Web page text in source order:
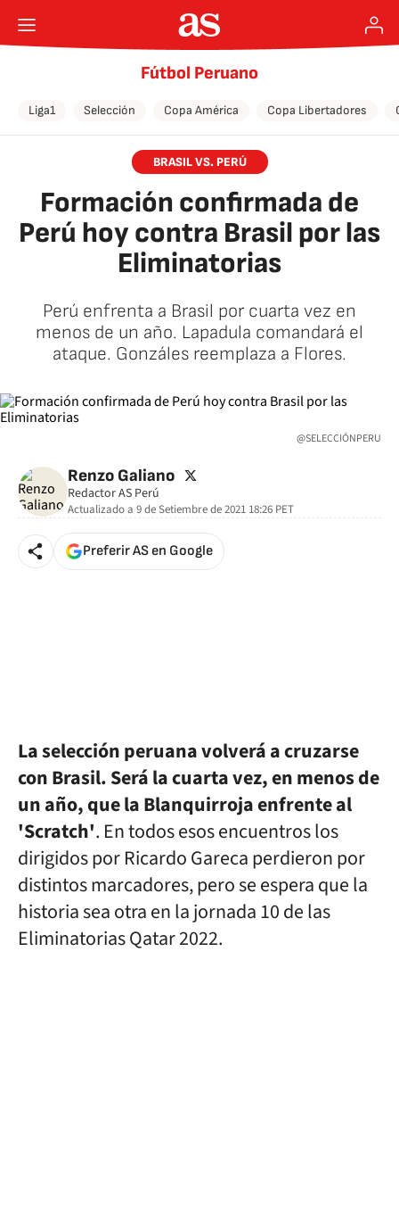
Fútbol Peruano
Liga1 Selección Copa América Copa Libertadores
BRASIL VS. PERÚ
Formación confirmada de
Perú hoy contra Brasil por las
Eliminatorias
Perú enfrenta a Brasil por cuarta vez en
menos de un año. Lapadula comandará el
ataque. Gonzáles reemplaza a Flores.
@SELECCIÓNPERU
Renzo Galiano twitter
Redactor AS Perú
Actualizado a 9 de Setiembre de 2021 18:26 PET
Preferir AS en Google
La selección peruana volverá a cruzarse
con Brasil. Será la cuarta vez, en menos de
un año, que la Blanquirroja enfrente al
'Scratch'. En todos esos encuentros los
dirigidos por Ricardo Gareca perdieron por
distintos marcadores, pero se espera que la
historia sea otra en la jornada 10 de las
Eliminatorias Qatar 2022.